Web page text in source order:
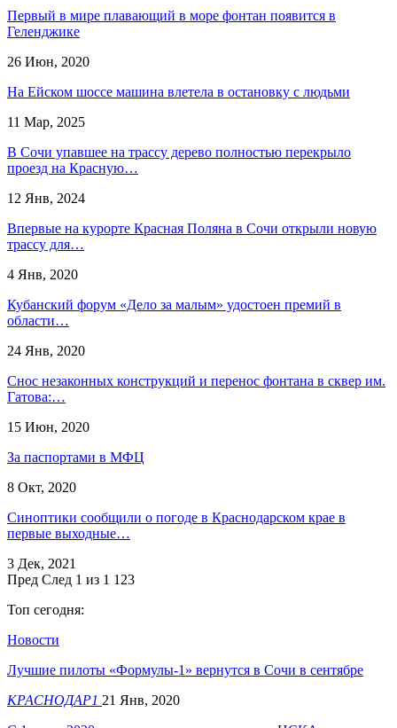
Первый в мире плавающий в море фонтан появится в
Геленджике
26 Июн, 2020
На Ейском шоссе машина влетела в остановку с людьми
11 Мар, 2025
В Сочи упавшее на трассу дерево полностью перекрыло
проезд на Красную…
12 Янв, 2024
Впервые на курорте Красная Поляна в Сочи открыли новую
трассу для…
4 Янв, 2020
Кубанский форум «Дело за малым» удостоен премий в
области…
24 Янв, 2020
Снос незаконных конструкций и перенос фонтана в сквер им.
Гатова:…
15 Июн, 2020
За паспортами в МФЦ
8 Окт, 2020
Синоптики сообщили о погоде в Краснодарском крае в
первые выходные…
3 Дек, 2021
Пред След 1 из 1 123
Топ сегодня:
Новости
Лучшие пилоты «Формулы-1» вернутся в Сочи в сентябре
КРАСНОДАР1 21 Янв, 2020